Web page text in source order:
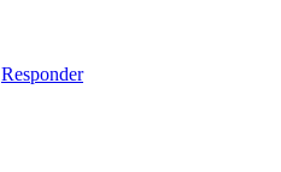
Responder